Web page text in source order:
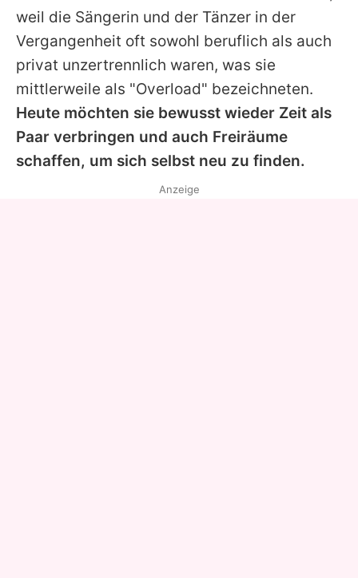
weil die Sängerin und der Tänzer in der
Vergangenheit oft sowohl beruflich als auch
privat unzertrennlich waren, was sie
mittlerweile als "Overload" bezeichneten.
Heute möchten sie bewusst wieder Zeit als
Paar verbringen und auch Freiräume
schaffen, um sich selbst neu zu finden.
Anzeige